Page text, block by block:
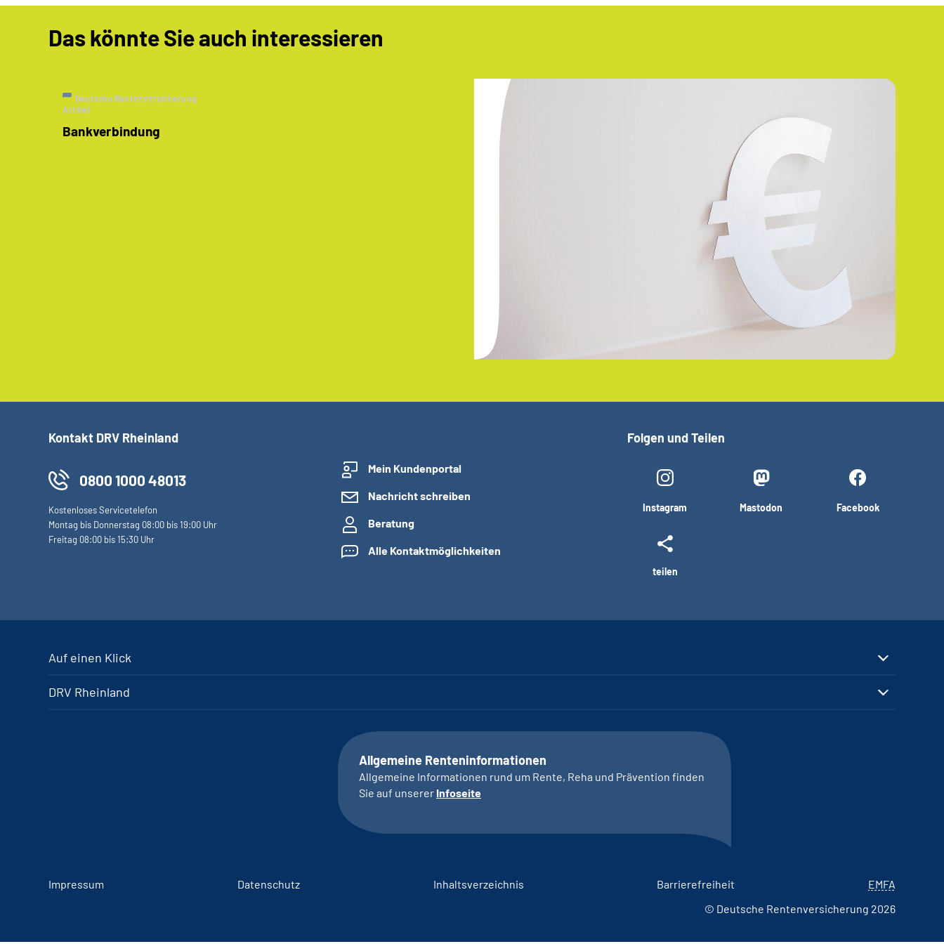
Das könnte Sie auch interessieren
Deutsche Rentenversicherung
Artikel
Bankverbindung
Kontakt DRV Rheinland
0800 1000 48013
Kostenloses Servicetelefon
Montag bis Donnerstag 08:00 bis 19:00 Uhr
Freitag 08:00 bis 15:30 Uhr
Mein Kundenportal
Nachricht schreiben
Beratung
Alle Kontaktmöglichkeiten
Folgen und Teilen
Instagram Mastodon Facebook
teilen
Auf einen Klick
DRV Rheinland
Allgemeine Renteninformationen
Allgemeine Informationen rund um Rente, Reha und Prävention finden
Sie auf unserer Infoseite
Impressum Datenschutz Inhaltsverzeichnis Barrierefreiheit
EMFA
© Deutsche Rentenversicherung 2026